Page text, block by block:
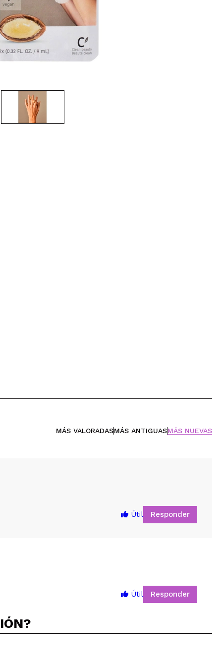
CREAR CUENTA
MÁS VALORADASMÁS ANTIGUASMÁS NUEVAS
Útil Responder
Útil Responder